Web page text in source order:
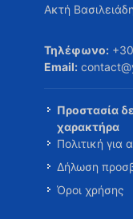
Ακτή
Τηλέφωνο:
Email:
Προστασία
χαρακτήρα
Πολιτική για
Δήλωση
Όροι χρήσης